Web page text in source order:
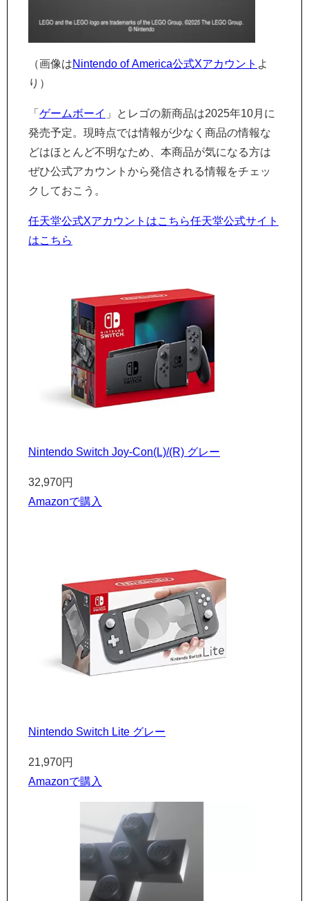
（画像はNintendo of America公式Xアカウント よ
り）
「 ゲームボーイ 」とレゴの新商品は2025年10月に
発売予定。現時点では情報が少なく商品の情報な
どはほとんど不明なため、本商品が気になる方は
ぜひ公式アカウントから発信される情報をチェッ
クしておこう。
任天堂公式Xアカウントはこちら任天堂公式サイト
はこちら
Nintendo Switch Joy-Con(L)/(R) グレー
32,970円
Amazonで購入
Nintendo Switch Lite グレー
21,970円
Amazonで購入